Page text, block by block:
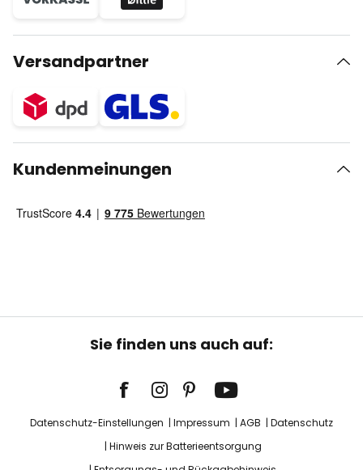
Versandpartner
Kundenmeinungen
Sie finden uns auch auf:
Datenschutz-Einstellungen Impressum AGB
Datenschutz
Hinweis zur Batterieentsorgung